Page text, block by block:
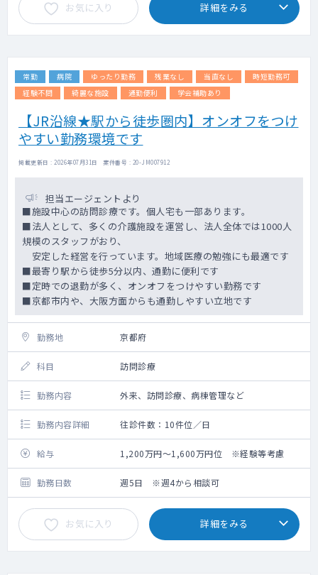
お気に入り 詳細をみる
常勤 病院 ゆったり勤務 残業なし 当直なし
時短勤務可
経験不問
綺麗な施設 通勤便利 学会補助あり
【JR沿線★駅から徒歩圏内】オンオフをつけ
やすい勤務環境です
掲載更新日 : 2026年07月31日 案件番号 : 20-JM007912
担当エージェントより
■施設中心の訪問診療です。個人宅も一部あります。
■法人として、多くの介護施設を運営し、法人全体では1000人
規模のスタッフがおり、
安定した経営を行っています。地域医療の勉強にも最適です
■最寄り駅から徒歩5分以内、通勤に便利です
■定時での退勤が多く、オンオフをつけやすい勤務です
■京都市内や、大阪方面からも通勤しやすい立地です
勤務地 京都府
科目 訪問診療
勤務内容 外来、訪問診療、病棟管理など
勤務内容詳細 往診件数：10件位／日
給与 1,200万円～1,600万円位 ※経験等考慮
勤務日数 週5日 ※週4から相談可
お気に入り 詳細をみる